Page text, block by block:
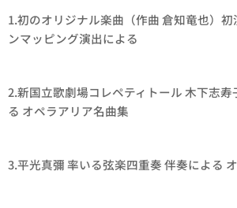
1.初のオリジナル楽曲（作曲 倉知竜也）
ンマッピング演出による
2.新国立歌劇場コレペティトール 木下志寿
る オペラアリア名曲集
3.平光真彌 率いる弦楽四重奏 伴奏による